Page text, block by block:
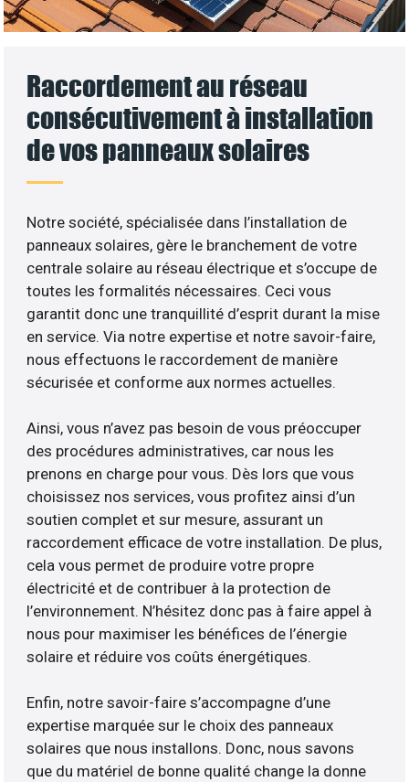
Raccordement au réseau
consécutivement à installation
de vos panneaux solaires
Notre société, spécialisée dans l’installation de
panneaux solaires, gère le branchement de votre
centrale solaire au réseau électrique et s’occupe de
toutes les formalités nécessaires. Ceci vous
garantit donc une tranquillité d’esprit durant la mise
en service. Via notre expertise et notre savoir-faire,
nous effectuons le raccordement de manière
sécurisée et conforme aux normes actuelles.
Ainsi, vous n’avez pas besoin de vous préoccuper
des procédures administratives, car nous les
prenons en charge pour vous. Dès lors que vous
choisissez nos services, vous profitez ainsi d’un
soutien complet et sur mesure, assurant un
raccordement efficace de votre installation. De plus,
cela vous permet de produire votre propre
électricité et de contribuer à la protection de
l’environnement. N’hésitez donc pas à faire appel à
nous pour maximiser les bénéfices de l’énergie
solaire et réduire vos coûts énergétiques.
Enfin, notre savoir-faire s’accompagne d’une
expertise marquée sur le choix des panneaux
solaires que nous installons. Donc, nous savons
que du matériel de bonne qualité change la donne